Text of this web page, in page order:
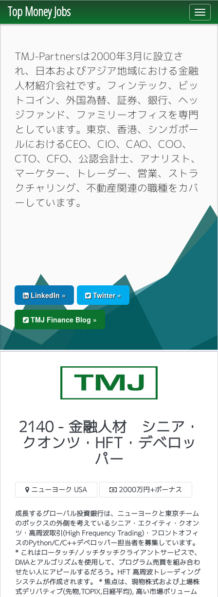
Top Money Jobs
TMJ-Partnersは2000年3月に設立さ
れ、日本およびアジア地域における金融
人材紹介会社です。フィンテック、ビッ
トコイン、外国為替、証券、銀行、ヘッ
ジファンド、ファミリーオフィスを専門
としています。東京、香港、シンガポー
ルにおけるCEO、CIO、CAO、COO、
CTO、CFO、公認会計士、アナリスト、
マーケター、トレーダー、営業、ストラ
クチャリング、不動産関連の職種をカバ
ーしています。
LinkedIn » Twitter »
TMJ Finance Blog »
2140 - 金融人材 シニア・
クオンツ・HFT・デベロッ
パー
ニューヨーク USA 2000万円+ボーナス
成長するグローバル投資銀行は、ニューヨークと東京チーム
のボックスの外側を考えているシニア・エクイティ・クオン
ツ・高周波取引(High Frequency Trading)・フロントオフィ
スのPython/C/C++デベロッパー担当者を募集しています。
* これはロータッチ/ノッチタッチクライアントサービスで、
DMAとアルゴリズムを使用して、プログラム売買を組み合わ
せたい人にアピールするだろう。HFT 高周波トレーディング
システムが作成されます。 * 焦点は、現物株式および上場株
式デリバティブ(先物,TOPIX,日経平均), 高い市場ボリューム